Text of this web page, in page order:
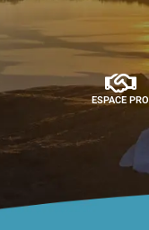
ESPACE PRO